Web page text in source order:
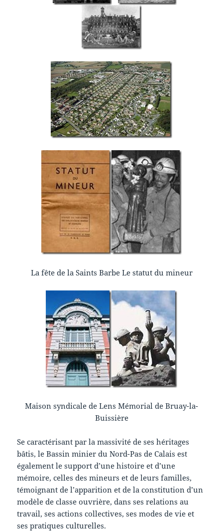
La fête de la Saints Barbe Le statut du mineur
Maison syndicale de Lens Mémorial de Bruay-la-
Buissière
Se caractérisant par la massivité de ses héritages
bâtis, le Bassin minier du Nord-Pas de Calais est
également le support d’une histoire et d’une
mémoire, celles des mineurs et de leurs familles,
témoignant de l’apparition et de la constitution d’un
modèle de classe ouvrière, dans ses relations au
travail, ses actions collectives, ses modes de vie et
ses pratiques culturelles.